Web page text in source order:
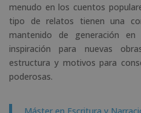
menudo en los cuentos
tipo de relatos tienen una
mantenido de generación
inspiración para nuevas
estructura y motivos para
poderosas.